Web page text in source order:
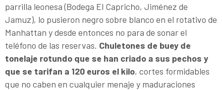
parrilla leonesa (Bodega El Capricho, Jiménez de
Jamuz), lo pusieron negro sobre blanco en el rotativo de
Manhattan y desde entonces no para de sonar el
teléfono de las reservas. Chuletones de buey de
tonelaje rotundo que se han criado a sus pechos y
que se tarifan a 120 euros el kilo, cortes formidables
que no caben en cualquier menaje y maduraciones